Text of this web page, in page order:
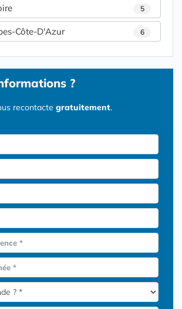
5
Côte-D'Azur 6
?
recontacte gratuitement.
*
*